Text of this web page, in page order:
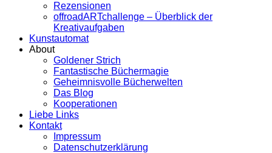
Rezensionen
offroadARTchallenge – Überblick der
Kreativaufgaben
Kunstautomat
About
Goldener Strich
Fantastische Büchermagie
Geheimnisvolle Bücherwelten
Das Blog
Kooperationen
Liebe Links
Kontakt
Impressum
Datenschutzerklärung